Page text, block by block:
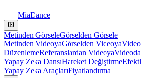
MiaDance
Metinden GörseleGörselden Görsele
Metinden VideoyaGörselden VideoyaVideo
DüzenlemeReferanslardan Videoya
Yapay Zeka DansıHareket Değiştirme
Yapay Zeka AraçlarıFiyatlandırma